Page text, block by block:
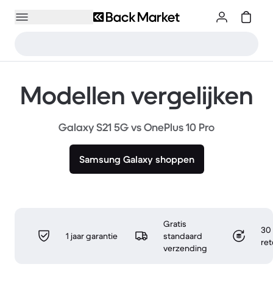
Modellen vergelijken
Galaxy S21 5G vs OnePlus 10 Pro
Samsung Galaxy shoppen
1 jaar garantie
Gratis
standaard
verzending
30